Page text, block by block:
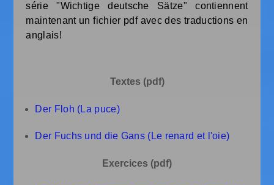
série "Wichtige deutsche Sätze" contiennent
maintenant un fichier pdf avec des traductions en
anglais!
Textes (pdf)
Der Floh (La puce)
Der Fuchs und die Gans (Le renard et l'oie)
Exercices (pdf)